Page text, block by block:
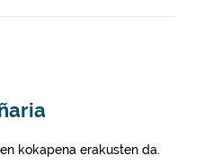
kokapena erakusten da.